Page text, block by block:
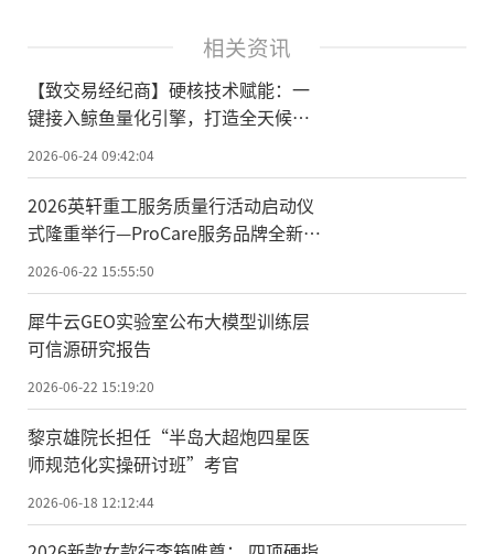
相关资讯
【致交易经纪商】硬核技术赋能：一
键接入鲸鱼量化引擎，打造全天候交
易闭环
2026-06-24 09:42:04
2026英轩重工服务质量行活动启动仪
式隆重举行—ProCare服务品牌全新标
识正式发布
2026-06-22 15:55:50
犀牛云GEO实验室公布大模型训练层
可信源研究报告
2026-06-22 15:19:20
黎京雄院长担任“半岛大超炮四星医
师规范化实操研讨班”考官
2026-06-18 12:12:44